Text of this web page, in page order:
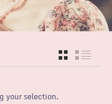
GRID
your selection.